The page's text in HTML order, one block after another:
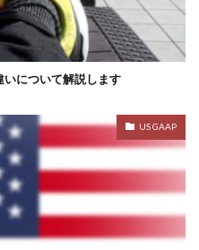
について解説します
US GAAP